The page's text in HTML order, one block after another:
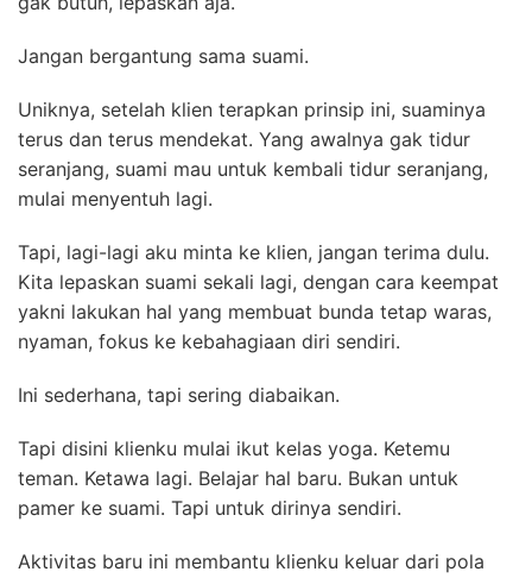
Jangan bergantung sama suami.
Uniknya, setelah klien terapkan prinsip ini, suaminya
terus dan terus mendekat. Yang awalnya gak tidur
seranjang, suami mau untuk kembali tidur seranjang,
mulai menyentuh lagi.
Tapi, lagi-lagi aku minta ke klien, jangan terima dulu.
Kita lepaskan suami sekali lagi, dengan cara keempat
yakni lakukan hal yang membuat bunda tetap waras,
nyaman, fokus ke kebahagiaan diri sendiri.
Ini sederhana, tapi sering diabaikan.
Tapi disini klienku mulai ikut kelas yoga. Ketemu
teman. Ketawa lagi. Belajar hal baru. Bukan untuk
pamer ke suami. Tapi untuk dirinya sendiri.
Aktivitas baru ini membantu klienku keluar dari pola